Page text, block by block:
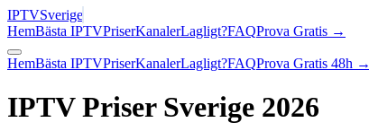
IPTVSverige
HemBästa IPTVPriserKanalerLagligt?FAQProva Gratis →
HemBästa IPTVPriserKanalerLagligt?FAQProva Gratis 48h →
IPTV Priser Sverige 2026